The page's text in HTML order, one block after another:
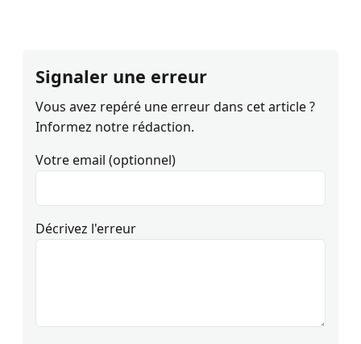
Signaler une erreur
Vous avez repéré une erreur dans cet article ?
Informez notre rédaction.
Votre email (optionnel)
Décrivez l'erreur